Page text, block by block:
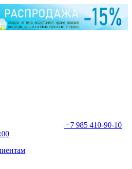
+7 985 410-90-10